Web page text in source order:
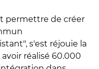
permettre de créer
s'est réjouie la
réalisé 60.000